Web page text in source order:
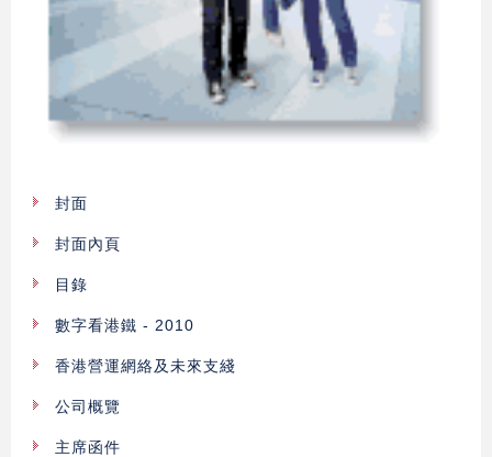
封面
封面內頁
目錄
數字看港鐵 - 2010
香港營運網絡及未來支綫
公司概覽
主席函件